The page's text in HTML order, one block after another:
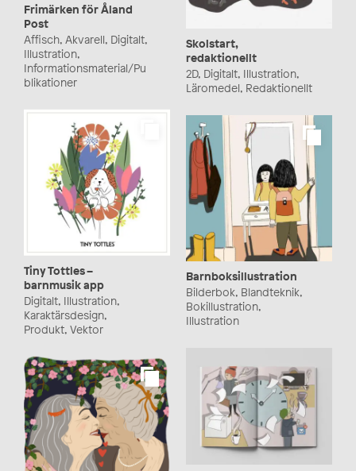
Frimärken för Åland
Post
Affisch, Akvarell, Digitalt,
Illustration,
Informationsmaterial/Pu
blikationer
Skolstart,
redaktionellt
2D, Digitalt, Illustration,
Läromedel, Redaktionellt
Tiny Tottles –
barnmusik app
Digitalt, Illustration,
Karaktärsdesign,
Produkt, Vektor
Barnboksillustration
Bilderbok, Blandteknik,
Bokillustration,
Illustration